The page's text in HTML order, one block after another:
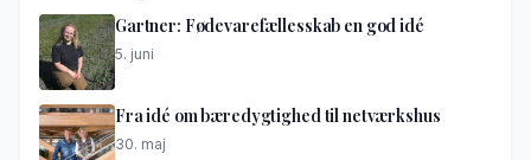
Gartner: Fødevarefællesskab en god idé
5. juni
Fra idé om bæredygtighed til netværkshus
30. maj